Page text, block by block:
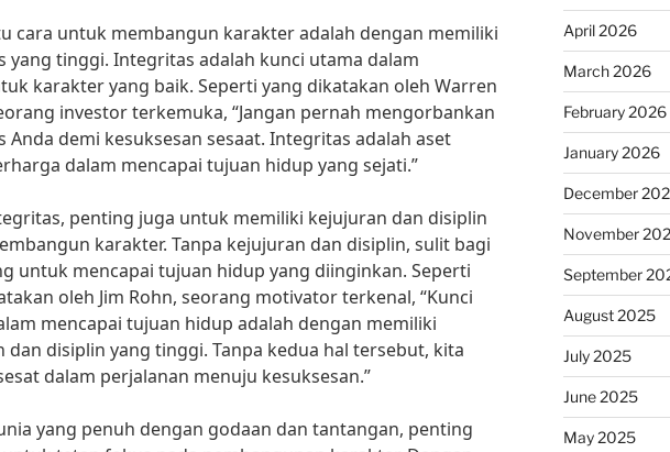
cara untuk membangun karakter adalah dengan memiliki
yang tinggi. Integritas adalah kunci utama dalam
karakter yang baik. Seperti yang dikatakan oleh Warren
investor terkemuka, “Jangan pernah mengorbankan
Anda demi kesuksesan sesaat. Integritas adalah aset
dalam mencapai tujuan hidup yang sejati.”
penting juga untuk memiliki kejujuran dan disiplin
karakter. Tanpa kejujuran dan disiplin, sulit bagi
untuk mencapai tujuan hidup yang diinginkan. Seperti
oleh Jim Rohn, seorang motivator terkenal, “Kunci
mencapai tujuan hidup adalah dengan memiliki
dan disiplin yang tinggi. Tanpa kedua hal tersebut, kita
dalam perjalanan menuju kesuksesan.”
yang penuh dengan godaan dan tantangan, penting
April 2026
March 2026
February 2026
January 2026
December
November
September
August 2025
July 2025
June 2025
May 2025